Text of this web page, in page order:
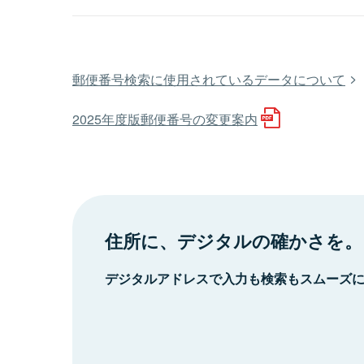
郵便番号検索に使用されているデータについて
2025年度版郵便番号の変更案内
住所に、デジタルの確かさを。
デジタルアドレスで入力も検索もスムーズ